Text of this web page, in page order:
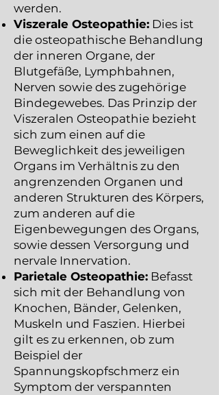
werden.
Viszerale Osteopathie: Dies ist
die osteopathische Behandlung
der inneren Organe, der
Blutgefäße, Lymphbahnen,
Nerven sowie des zugehörige
Bindegewebes. Das Prinzip der
Viszeralen Osteopathie bezieht
sich zum einen auf die
Beweglichkeit des jeweiligen
Organs im Verhältnis zu den
angrenzenden Organen und
anderen Strukturen des Körpers,
zum anderen auf die
Eigenbewegungen des Organs,
sowie dessen Versorgung und
nervale Innervation.
Parietale Osteopathie: Befasst
sich mit der Behandlung von
Knochen, Bänder, Gelenken,
Muskeln und Faszien. Hierbei
gilt es zu erkennen, ob zum
Beispiel der
Spannungskopfschmerz ein
Symptom der verspannten